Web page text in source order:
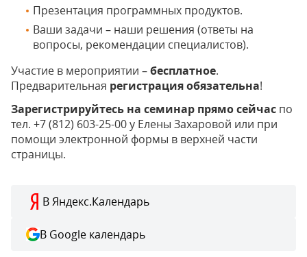
Презентация программных продуктов.
Ваши задачи – наши решения (ответы на
вопросы, рекомендации специалистов).
Участие в мероприятии –бесплатное.
Предварительная регистрация обязательна!
Зарегистрируйтесь на семинар прямо сейчас по
тел. +7 (812) 603-25-00 у Елены Захаровой или при
помощи электронной формы в верхней части
страницы.
В Яндекс.Календарь
В Google календарь